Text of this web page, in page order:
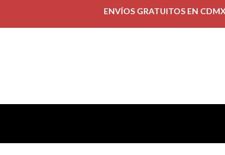
ENVÍOS GRATUITOS EN